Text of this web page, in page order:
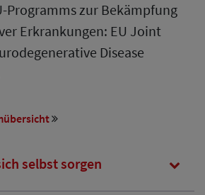
Programms zur Bekämpfung
Erkrankungen: EU Joint
Disease
selbst sorgen